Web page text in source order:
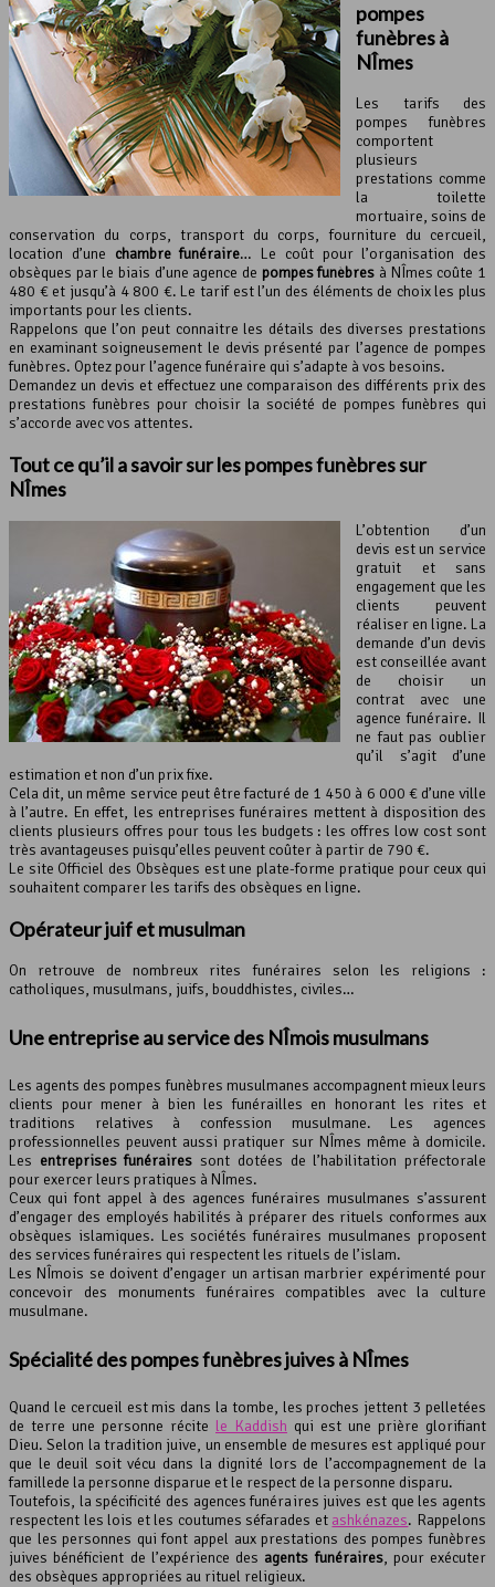
pompes
funèbres à
NÎmes
Les tarifs des
pompes funèbres
comportent
plusieurs
prestations comme
la toilette
mortuaire, soins de
conservation du corps, transport du corps, fourniture du cercueil,
location d’une chambre funéraire… Le coût pour l’organisation des
obsèques par le biais d’une agence de pompes funèbres à NÎmes coûte 1
480 € et jusqu’à 4 800 €. Le tarif est l’un des éléments de choix les plus
importants pour les clients.
Rappelons que l’on peut connaitre les détails des diverses prestations
en examinant soigneusement le devis présenté par l’agence de pompes
funèbres. Optez pour l’agence funéraire qui s’adapte à vos besoins.
Demandez un devis et effectuez une comparaison des différents prix des
prestations funèbres pour choisir la société de pompes funèbres qui
s’accorde avec vos attentes.
Tout ce qu’il a savoir sur les pompes funèbres sur
NÎmes
L’obtention d’un
devis est un service
gratuit et sans
engagement que les
clients peuvent
réaliser en ligne. La
demande d’un devis
est conseillée avant
de choisir un
contrat avec une
agence funéraire. Il
ne faut pas oublier
qu’il s’agit d’une
estimation et non d’un prix fixe.
Cela dit, un même service peut être facturé de 1 450 à 6 000 € d’une ville
à l’autre. En effet, les entreprises funéraires mettent à disposition des
clients plusieurs offres pour tous les budgets : les offres low cost sont
très avantageuses puisqu’elles peuvent coûter à partir de 790 €.
Le site Officiel des Obsèques est une plate-forme pratique pour ceux qui
souhaitent comparer les tarifs des obsèques en ligne.
Opérateur juif et musulman
On retrouve de nombreux rites funéraires selon les religions :
catholiques, musulmans, juifs, bouddhistes, civiles…
Une entreprise au service des NÎmois musulmans
Les agents des pompes funèbres musulmanes accompagnent mieux leurs
clients pour mener à bien les funérailles en honorant les rites et
traditions relatives à confession musulmane. Les agences
professionnelles peuvent aussi pratiquer sur NÎmes même à domicile.
Les entreprises funéraires sont dotées de l’habilitation préfectorale
pour exercer leurs pratiques à NÎmes.
Ceux qui font appel à des agences funéraires musulmanes s’assurent
d’engager des employés habilités à préparer des rituels conformes aux
obsèques islamiques. Les sociétés funéraires musulmanes proposent
des services funéraires qui respectent les rituels de l’islam.
Les NÎmois se doivent d’engager un artisan marbrier expérimenté pour
concevoir des monuments funéraires compatibles avec la culture
musulmane.
Spécialité des pompes funèbres juives à NÎmes
Quand le cercueil est mis dans la tombe, les proches jettent 3 pelletées
de terre une personne récite le Kaddish qui est une prière glorifiant
Dieu. Selon la tradition juive, un ensemble de mesures est appliqué pour
que le deuil soit vécu dans la dignité lors de l’accompagnement de la
famillede la personne disparue et le respect de la personne disparu.
Toutefois, la spécificité des agences funéraires juives est que les agents
respectent les lois et les coutumes séfarades et ashkénazes. Rappelons
que les personnes qui font appel aux prestations des pompes funèbres
juives bénéficient de l’expérience des agents funéraires, pour exécuter
des obsèques appropriées au rituel religieux.